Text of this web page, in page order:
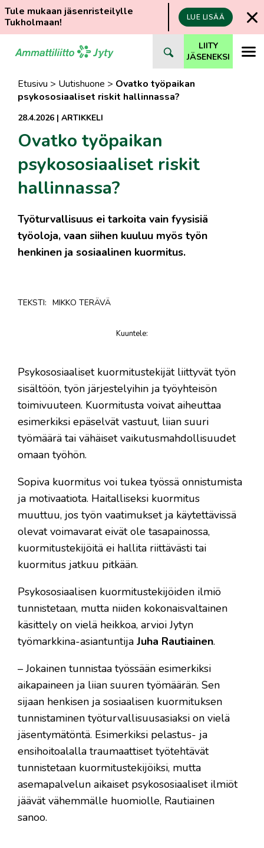
Tule mukaan jäsenristeilylle
Tukholmaan!
LUE LISÄÄ
suoraan
LIITY
JÄSENEKSI
Etusivu > Uutishuone > Ovatko työpaikan
psykososiaaliset riskit hallinnassa?
28.4.2026 | ARTIKKELI
Ovatko työpaikan
psykososiaaliset riskit
hallinnassa?
Työturvallisuus ei tarkoita vain fyysisiä
työoloja, vaan siihen kuuluu myös työn
henkinen ja sosiaalinen kuormitus.
TEKSTI: MIKKO TERÄVÄ
Kuuntele:
Psykososiaaliset kuormitustekijät liittyvät työn
sisältöön, työn järjestelyihin ja työyhteisön
toimivuuteen. Kuormitusta voivat aiheuttaa
esimerkiksi epäselvät vastuut, liian suuri
työmäärä tai vähäiset vaikutusmahdollisuudet
omaan työhön.
Sopiva kuormitus voi tukea työssä onnistumista
ja motivaatiota. Haitalliseksi kuormitus
muuttuu, jos työn vaatimukset ja käytettävissä
olevat voimavarat eivät ole tasapainossa,
kuormitustekijöitä ei hallita riittävästi tai
kuormitus jatkuu pitkään.
Psykososiaalisen kuormitustekijöiden ilmiö
tunnistetaan, mutta niiden kokonaisvaltainen
käsittely on vielä heikkoa, arvioi Jytyn
työmarkkina-asiantuntija Juha Rautiainen.
– Jokainen tunnistaa työssään esimerkiksi
aikapaineen ja liian suuren työmäärän. Sen
sijaan henkisen ja sosiaalisen kuormituksen
tunnistaminen työturvallisuusasiaksi on vielä
jäsentymätöntä. Esimerkiksi pelastus- ja
ensihoitoalalla traumaattiset työtehtävät
tunnistetaan kuormitustekijöiksi, mutta
asemapalvelun aikaiset psykososiaaliset ilmiöt
jäävät vähemmälle huomiolle, Rautiainen
sanoo.